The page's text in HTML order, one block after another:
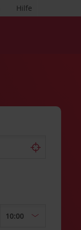
Hilfe